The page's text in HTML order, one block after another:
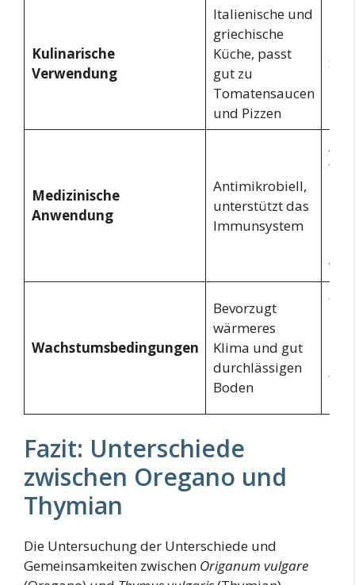
Kulinarische
Verwendung
Italienische und
griechische
Küche, passt
gut zu
Tomatensaucen
und Pizzen
Medizinische
Anwendung
Antimikrobiell,
unterstützt das
Immunsystem
Wachstumsbedingungen
Bevorzugt
wärmeres
Klima und gut
durchlässigen
Boden
Fazit: Unterschiede
zwischen Oregano und
Thymian
Die Untersuchung der Unterschiede und
Gemeinsamkeiten zwischen Origanum vulgare